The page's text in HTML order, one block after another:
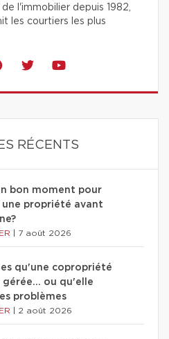
l'immobilier depuis 1982,
les courtiers les plus
RÉCENTS
bon moment pour
une propriété avant
7 août 2026
qu'une copropriété
gérée… ou qu'elle
problèmes
2 août 2026